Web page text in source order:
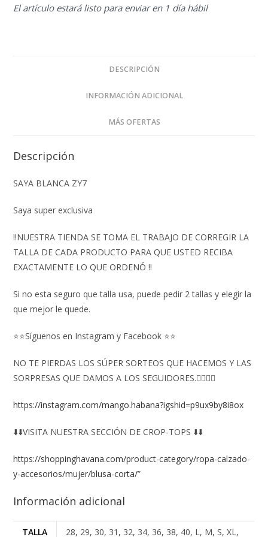
El artículo estará listo para enviar en 1 día hábil
DESCRIPCIÓN
INFORMACIÓN ADICIONAL
MÁS OFERTAS
Descripción
SAYA BLANCA ZY7
Saya super exclusiva
‼️NUESTRA TIENDA SE TOMA EL TRABAJO DE CORREGIR LA
TALLA DE CADA PRODUCTO PARA QUE USTED RECIBA
EXACTAMENTE LO QUE ORDENÓ ‼️
Si no esta seguro que talla usa, puede pedir 2 tallas y elegir la
que mejor le quede.
⭐⭐Síguenos en Instagram y Facebook ⭐⭐
NO TE PIERDAS LOS SÚPER SORTEOS QUE HACEMOS Y LAS
SORPRESAS QUE DAMOS A LOS SEGUIDORES.👇🏻👇🏻
https://instagram.com/mango.habana?igshid=p9ux9by8i8ox
⬇️⬇️VISITA NUESTRA SECCIÓN DE CROP-TOPS ⬇️⬇️
https://shoppinghavana.com/product-category/ropa-calzado-
y-accesorios/mujer/blusa-corta/”
Información adicional
TALLA 28, 29, 30, 31, 32, 34, 36, 38, 40, L, M, S, XL,